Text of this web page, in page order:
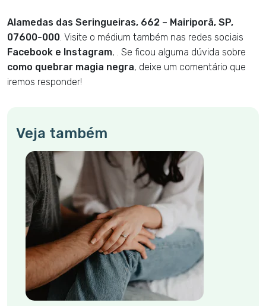
Alamedas das Seringueiras, 662 – Mairiporã, SP,
07600-000 . Visite o médium também nas redes sociais
Facebook e Instagram, . Se ficou alguma dúvida sobre
como quebrar magia negra, deixe um comentário que
iremos responder!
Veja também